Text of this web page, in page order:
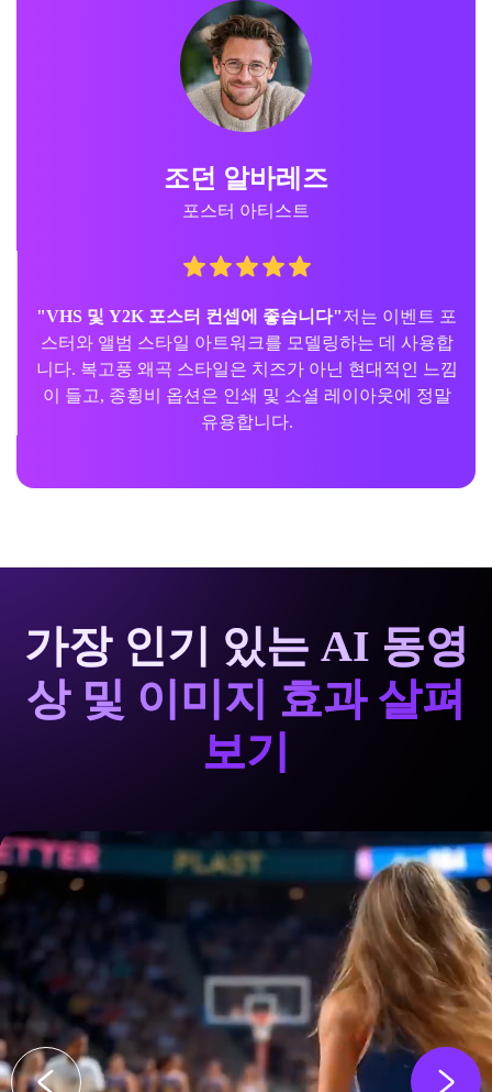
조던 알바레즈
포스터 아티스트
"VHS 및 Y2K 포스터 컨셉에 좋습니다"저는 이벤트 포
스터와 앨범 스타일 아트워크를 모델링하는 데 사용합
니다. 복고풍 왜곡 스타일은 치즈가 아닌 현대적인 느낌
이 들고, 종횡비 옵션은 인쇄 및 소셜 레이아웃에 정말
유용합니다.
가장 인기 있는 AI 동영
상 및 이미지 효과 살펴
보기